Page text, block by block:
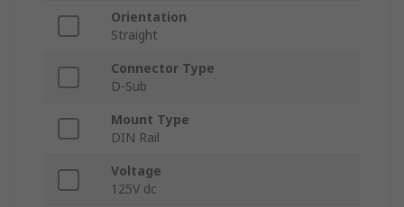
Orientation
Straight
Connector Type
D-Sub
Mount Type
DIN Rail
Voltage
125V dc